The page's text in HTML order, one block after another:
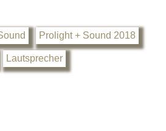
Prolight + Sound 2018
Lautsprecher